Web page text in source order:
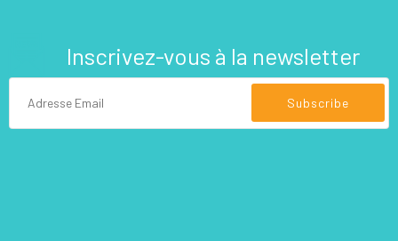
Inscrivez-vous à la newsletter